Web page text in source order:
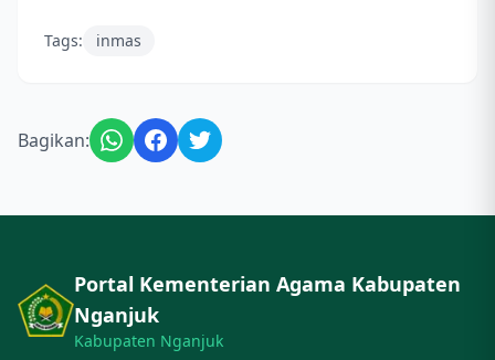
Tags: inmas
Bagikan:
Portal Kementerian Agama Kabupaten
Nganjuk
Kabupaten Nganjuk